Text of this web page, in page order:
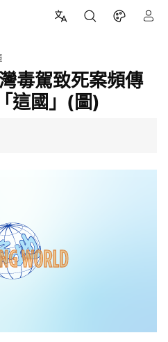
毒駕致死案頻傳
這國」(圖)